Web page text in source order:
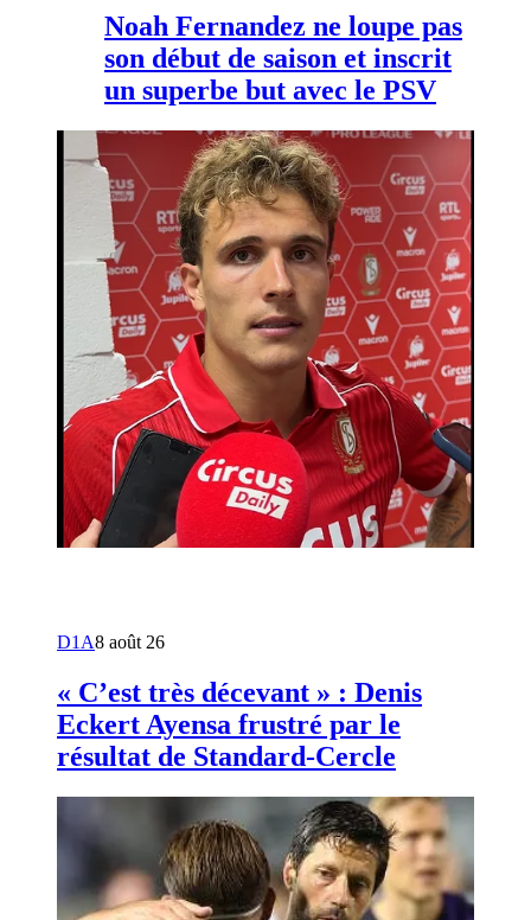
Noah Fernandez ne loupe pas
son début de saison et inscrit
un superbe but avec le PSV
D1A8 août 26
« C’est très décevant » : Denis
Eckert Ayensa frustré par le
résultat de Standard-Cercle